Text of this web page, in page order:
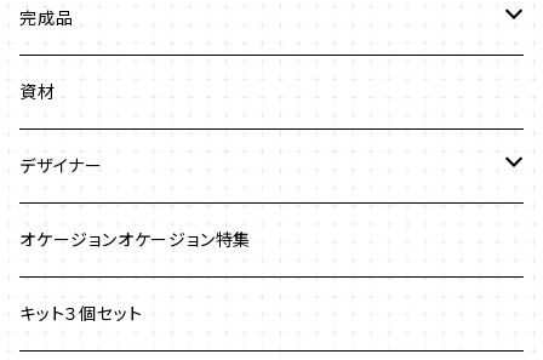
ビーズステッチ
ネックレス
ストラップ
ジュエリークロッシェ
クロッシェ
ワイヤーワーク
ネックレス
チェインメイル
完成品
ネックレス
ブレスレット
ピアス
ブローチ
資材
デザイナー
澤田美子
新川智未
オケージョンオケージョン特集
キット３個セット